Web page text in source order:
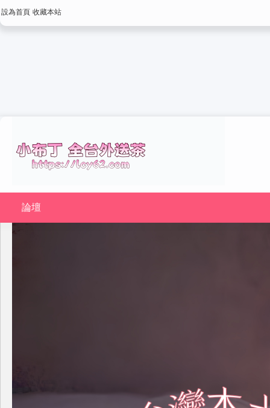
設為首頁 收藏本站
論壇